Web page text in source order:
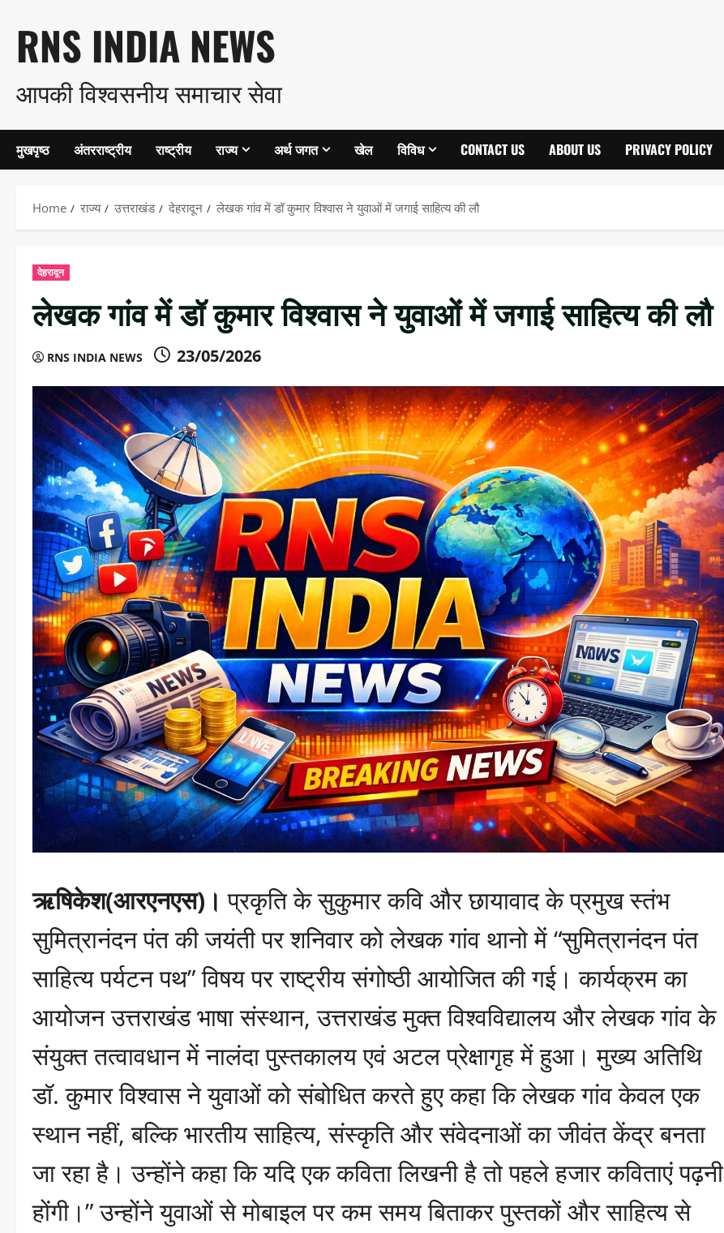
to
content
RNS INDIA NEWS
आपकी विश्वसनीय समाचार सेवा
मुखपृष्ठ अंतरराष्ट्रीय राष्ट्रीय राज्य अर्थ जगत खेल विविध CONTACT US ABOUT US PRIVACY POLICY
Home राज्य उत्तराखंड देहरादून लेखक गांव में डॉ कुमार विश्वास ने युवाओं में जगाई साहित्य की लौ
देहरादून
लेखक गांव में डॉ कुमार विश्वास ने युवाओं में जगाई साहित्य की लौ
RNS INDIA NEWS 23/05/2026
ऋषिकेश(आरएनएस)। प्रकृति के सुकुमार कवि और छायावाद के प्रमुख स्तंभ
सुमित्रानंदन पंत की जयंती पर शनिवार को लेखक गांव थानो में “सुमित्रानंदन पंत
साहित्य पर्यटन पथ” विषय पर राष्ट्रीय संगोष्ठी आयोजित की गई। कार्यक्रम का
आयोजन उत्तराखंड भाषा संस्थान, उत्तराखंड मुक्त विश्वविद्यालय और लेखक गांव के
संयुक्त तत्वावधान में नालंदा पुस्तकालय एवं अटल प्रेक्षागृह में हुआ। मुख्य अतिथि
डॉ. कुमार विश्वास ने युवाओं को संबोधित करते हुए कहा कि लेखक गांव केवल एक
स्थान नहीं, बल्कि भारतीय साहित्य, संस्कृति और संवेदनाओं का जीवंत केंद्र बनता
जा रहा है। उन्होंने कहा कि यदि एक कविता लिखनी है तो पहले हजार कविताएं पढ़नी
होंगी।” उन्होंने युवाओं से मोबाइल पर कम समय बिताकर पुस्तकों और साहित्य से